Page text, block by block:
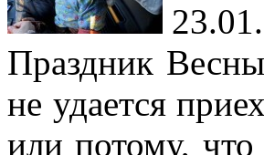
Праздник
не удается
или потому, что